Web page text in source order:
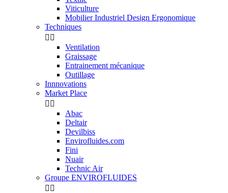
Viticulture
Mobilier Industriel Design Ergonomique
Techniques
 
Ventilation
Graissage
Entrainement mécanique
Outillage
Innnovations
Market Place
 
Abac
Deltair
Devilbiss
Envirofluides.com
Fini
Nuair
Technic Air
Groupe ENVIROFLUIDES
 